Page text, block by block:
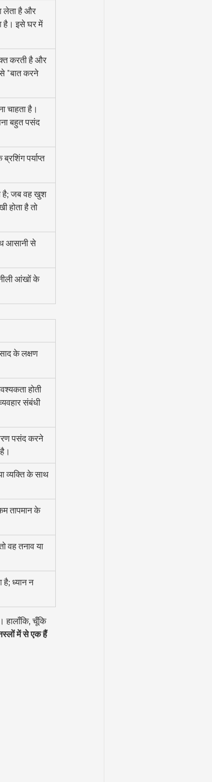
लेता है और
है। इसे घर में
करती है और
"बात करने
चाहता है।
बहुत पसंद
पर्याप्त
है; जब वह खुश
होता है तो
आसानी से
आंखों के
के लक्षण
होती
संबंधी
पसंद करने
व्यक्ति के साथ
तापमान के
वह तनाव या
ध्यान न
हालाँकि, चूँकि
में से एक हैं